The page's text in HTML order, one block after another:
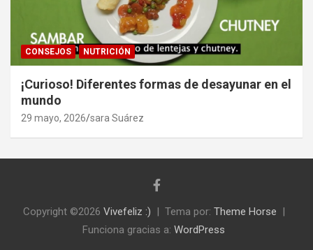
CONSEJOS NUTRICIÓN
¡Curioso! Diferentes formas de desayunar en el
mundo
29 mayo, 2026 sara Suárez
Copyright ©2026 Vivefeliz :) Tema por: Theme Horse
Funciona gracias a: WordPress